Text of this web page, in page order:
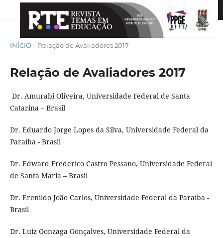
INÍCIO / Relação de Avaliadores 2017
Relação de Avaliadores 2017
Dr. Amurabi Oliveira, Universidade Federal de Santa
Catarina – Brasil
Dr. Eduardo Jorge Lopes da Silva, Universidade Federal da
Paraíba - Brasil
Dr. Edward Frederico Castro Pessano, Universidade Federal
de Santa Maria – Brasil
Dr. Erenildo João Carlos, Universidade Federal da Paraíba -
Brasil
Dr. Luiz Gonzaga Gonçalves, Universidade Federal da